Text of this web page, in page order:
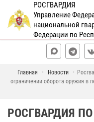
РОСГВАРДИЯ
Управление
национальной
Федерации по
Главная Новости
ограничении оборота оружия в
РОСГВАРДИЯ